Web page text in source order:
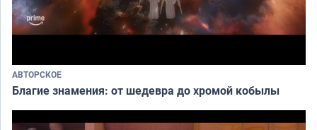
АВТОРСКОЕ
Благие знамения: от шедевра до хромой кобылы